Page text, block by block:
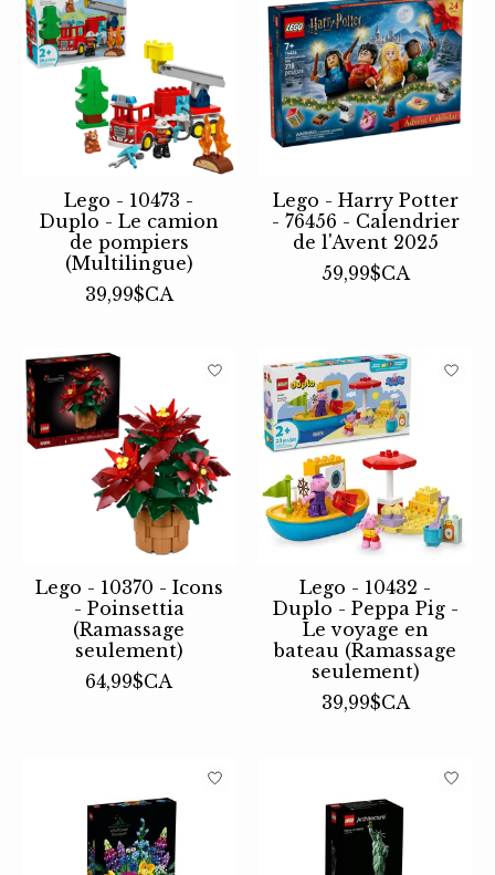
Lego - 10473 -
Duplo - Le camion
de pompiers
(Multilingue)
39,99$CA
Lego - Harry Potter
- 76456 - Calendrier
de l'Avent 2025
59,99$CA
Lego - 10370 - Icons
- Poinsettia
(Ramassage
seulement)
64,99$CA
Lego - 10432 -
Duplo - Peppa Pig -
Le voyage en
bateau (Ramassage
seulement)
39,99$CA